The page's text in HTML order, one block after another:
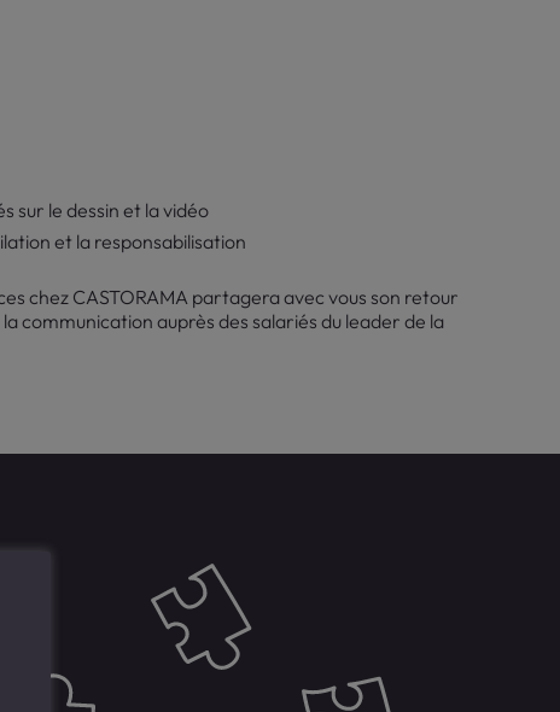
sur le dessin et la vidéo
et la responsabilisation
chez CASTORAMA partagera avec vous son retour
communication auprès des salariés du leader de la